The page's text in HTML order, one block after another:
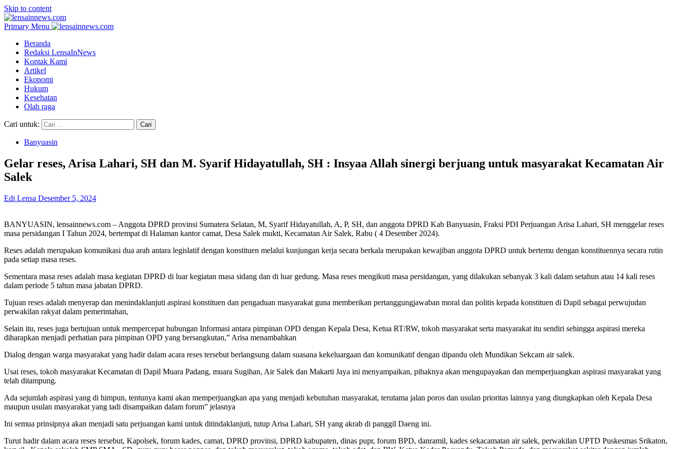
Skip to content
Primary Menu
Beranda
Redaksi LensaInNews
Kontak Kami
Artikel
Ekonomi
Hukum
Kesehatan
Olah raga
Cari untuk:
Banyuasin
Gelar reses, Arisa Lahari, SH dan M. Syarif Hidayatullah, SH : Insyaa Allah sinergi berjuang untuk masyarakat Kecamatan Air
Salek
Edi Lensa Desember 5, 2024
BANYUASIN, lensainnews.com – Anggota DPRD provinsi Sumatera Selatan, M, Syarif Hidayatullah, A, P, SH, dan anggota DPRD Kab Banyuasin, Fraksi PDI Perjuangan Arisa Lahari, SH menggelar reses
masa persidangan I Tahun 2024, bertempat di Halaman kantor camat, Desa Salek mukti, Kecamatan Air Salek, Rabu ( 4 Desember 2024).
Reses adalah merupakan komunikasi dua arah antara legislatif dengan konstituen melalui kunjungan kerja secara berkala merupakan kewajiban anggota DPRD untuk bertemu dengan konstituennya secara rutin
pada setiap masa reses.
Sementara masa reses adalah masa kegiatan DPRD di luar kegiatan masa sidang dan di luar gedung. Masa reses mengikuti masa persidangan, yang dilakukan sebanyak 3 kali dalam setahun atau 14 kali reses
dalam periode 5 tahun masa jabatan DPRD.
Tujuan reses adalah menyerap dan menindaklanjuti aspirasi konstituen dan pengaduan masyarakat guna memberikan pertanggungjawaban moral dan politis kepada konstituen di Dapil sebagai perwujudan
perwakilan rakyat dalam pemerintahan,
Selain itu, reses juga bertujuan untuk mempercepat hubungan Informasi antara pimpinan OPD dengan Kepala Desa, Ketua RT/RW, tokoh masyarakat serta masyarakat itu sendiri sehingga aspirasi mereka
diharapkan menjadi perhatian para pimpinan OPD yang bersangkutan,” Arisa menambahkan
Dialog dengan warga masyarakat yang hadir dalam acara reses tersebut berlangsung dalam suasana kekeluargaan dan komunikatif dengan dipandu oleh Mundikan Sekcam air salek.
Usai reses, tokoh masyarakat Kecamatan di Dapil Muara Padang, muara Sugihan, Air Salek dan Makarti Jaya ini menyampaikan, pihaknya akan mengupayakan dan memperjuangkan aspirasi masyarakat yang
telah ditampung.
Ada sejumlah aspirasi yang di himpun, tentunya kami akan memperjuangkan apa yang menjadi kebutuhan masyarakat, terutama jalan poros dan usulan prioritas lainnya yang diungkapkan oleh Kepala Desa
maupun usulan masyarakat yang tadi disampaikan dalam forum” jelasnya
Ini semua prinsipnya akan menjadi satu perjuangan kami untuk ditindaklanjuti, tutup Arisa Lahari, SH yang akrab di panggil Daeng ini.
Turut hadir dalam acara reses tersebut, Kapolsek, forum kades, camat, DPRD provinsi, DPRD kabupaten, dinas pupr, forum BPD, danramil, kades sekacamatan air salek, perwakilan UPTD Puskesmas Srikaton,